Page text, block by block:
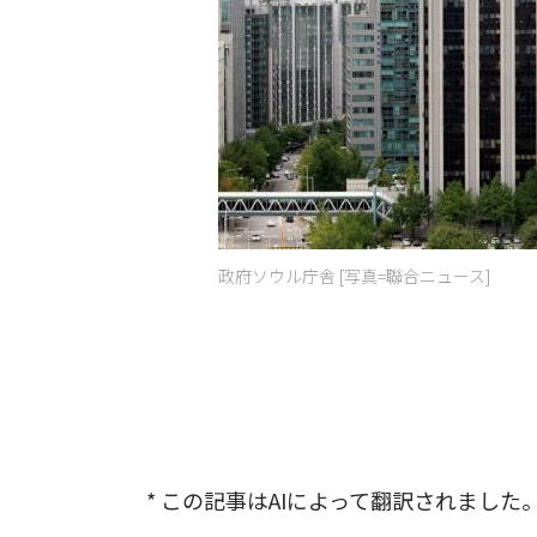
政府ソウル庁舎 [写真=聯合ニュース]
* この記事はAIによって翻訳されました